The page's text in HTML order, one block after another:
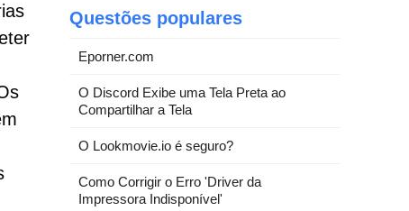
Questões populares
Eporner.com
O Discord Exibe uma Tela Preta ao
Compartilhar a Tela
O Lookmovie.io é seguro?
Como Corrigir o Erro 'Driver da
Impressora Indisponível'